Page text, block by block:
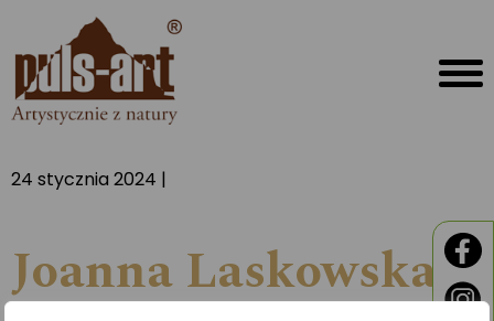
24 stycznia 2024 |
Joanna Laskowska